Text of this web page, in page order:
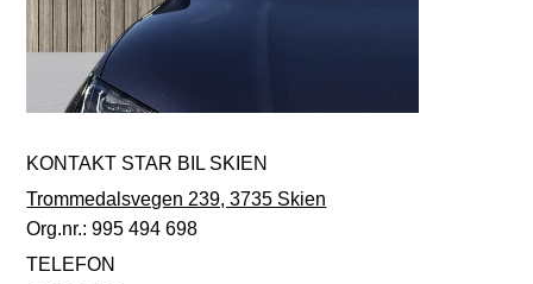
KONTAKT STAR BIL SKIEN
Trommedalsvegen 239, 3735 Skien
Org.nr.: 995 494 698
TELEFON